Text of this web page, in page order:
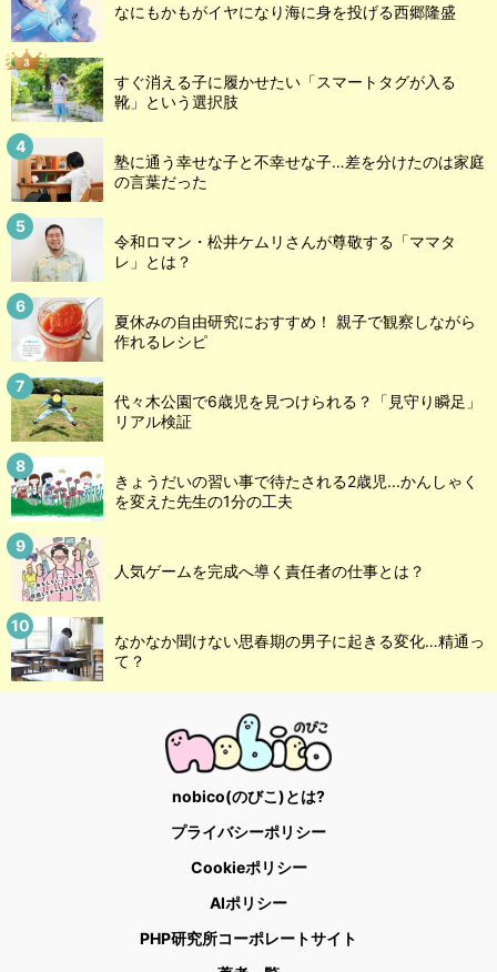
なにもかもがイヤになり海に身を投げる西郷隆盛
すぐ消える子に履かせたい「スマートタグが入る
靴」という選択肢
塾に通う幸せな子と不幸せな子…差を分けたのは家庭
の言葉だった
令和ロマン・松井ケムリさんが尊敬する「ママタ
レ」とは？
夏休みの自由研究におすすめ！ 親子で観察しながら
作れるレシピ
代々木公園で6歳児を見つけられる？「見守り瞬足」
リアル検証
きょうだいの習い事で待たされる2歳児...かんしゃく
を変えた先生の1分の工夫
人気ゲームを完成へ導く責任者の仕事とは？
なかなか聞けない思春期の男子に起きる変化…精通っ
て？
nobico(のびこ)とは?
プライバシーポリシー
Cookieポリシー
AIポリシー
PHP研究所コーポレートサイト